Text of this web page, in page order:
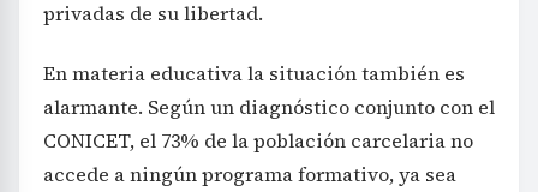
privadas de su libertad.
En materia educativa la situación también es
alarmante. Según un diagnóstico conjunto con el
CONICET, el 73% de la población carcelaria no
accede a ningún programa formativo, ya sea